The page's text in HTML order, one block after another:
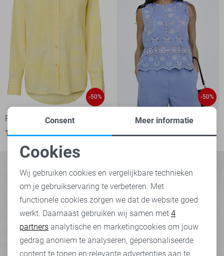
-50%
Pieces Blouse
18,50 36,99
-50%
Jacqueline de Yong Top
17,50 34,99
Noodzakelijke cookies
Personalisatie cookies
Analytische cookies
Marketing cookies
Consent Meer informatie
Cookies
Wij gebruiken cookies en vergelijkbare technieken
om je gebruikservaring te verbeteren. Met
functionele cookies zorgen we dat de website goed
werkt. Daarnaast gebruiken wij samen met 4
partners analytische en marketingcookies om jouw
gedrag anoniem te analyseren, gepersonaliseerde
content te tonen en relevante advertenties aan te